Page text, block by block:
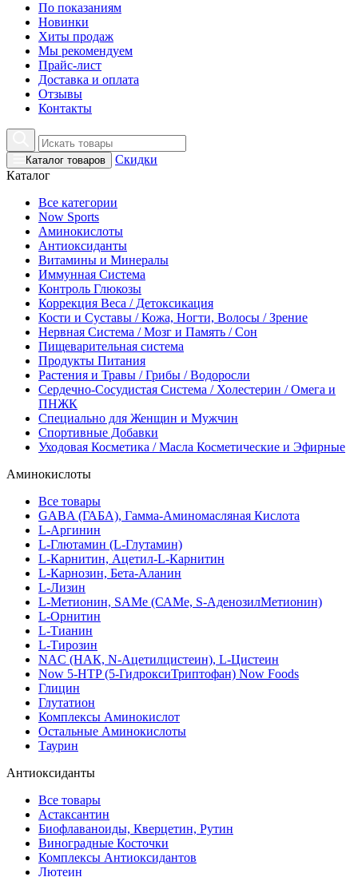
По показаниям
Новинки
Хиты продаж
Мы рекомендуем
Прайс-лист
Доставка и оплата
Отзывы
Контакты
Каталог товаров
Скидки
Каталог
Все категории
Now Sports
Аминокислоты
Антиоксиданты
Витамины и Минералы
Иммунная Система
Контроль Глюкозы
Коррекция Веса / Детоксикация
Кости и Суставы / Кожа, Ногти, Волосы / Зрение
Нервная Система / Мозг и Память / Сон
Пищеварительная система
Продукты Питания
Растения и Травы / Грибы / Водоросли
Сердечно-Сосудистая Система / Холестерин / Омега и
ПНЖК
Специально для Женщин и Мужчин
Спортивные Добавки
Уходовая Косметика / Масла Косметические и Эфирные
Аминокислоты
Все товары
GABA (ГАБА), Гамма-Аминомасляная Кислота
L-Аргинин
L-Глютамин (L-Глутамин)
L-Карнитин, Ацетил-L-Карнитин
L-Карнозин, Бета-Аланин
L-Лизин
L-Метионин, SAMe (САМе, S-АденозилМетионин)
L-Орнитин
L-Тианин
L-Тирозин
NAC (НАК, N-Ацетилцистеин), L-Цистеин
Now 5-HTP (5-ГидроксиТриптофан) Now Foods
Глицин
Глутатион
Комплексы Аминокислот
Остальные Аминокислоты
Таурин
Антиоксиданты
Все товары
Астаксантин
Биофлаваноиды, Кверцетин, Рутин
Виноградные Косточки
Комплексы Антиоксидантов
Лютеин